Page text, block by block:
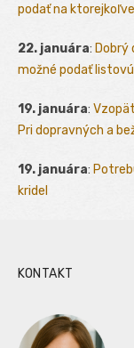
podať na
22. januára: Dobrý
možné podať listovú
19. januára:
Pri dopravných a
19. januára:
kridel
KONTAKT